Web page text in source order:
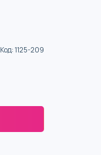
Код:1125-209